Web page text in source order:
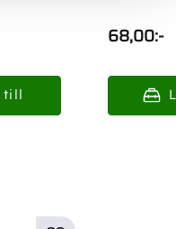
68,00:-